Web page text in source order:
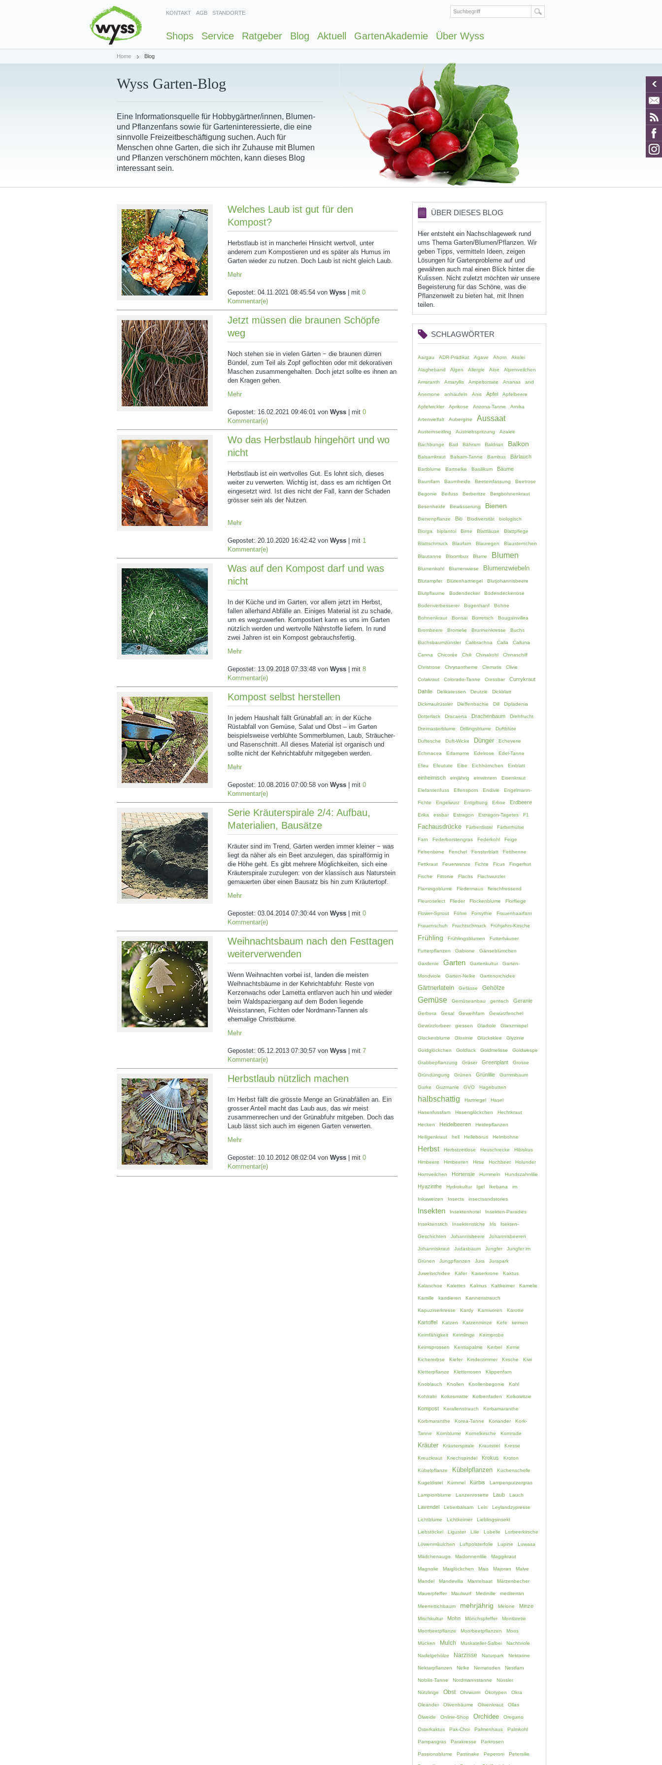
KONTAKT AGB STANDORTE
Shops Service Ratgeber Blog Aktuell GartenAkademie Über Wyss
Home Blog
Wyss Garten-Blog
Eine Informationsquelle für Hobbygärtner/innen, Blumen-
und Pflanzenfans sowie für Garteninteressierte, die eine
sinnvolle Freizeitbeschäftigung suchen. Auch für
Menschen ohne Garten, die sich ihr Zuhause mit Blumen
und Pflanzen verschönern möchten, kann dieses Blog
interessant sein.
Welches Laub ist gut für den
Kompost?
Herbstlaub ist in mancherlei Hinsicht wertvoll, unter
anderem zum Kompostieren und es später als Humus im
Garten wieder zu nutzen. Doch Laub ist nicht gleich Laub.
Mehr
Gepostet: 04.11.2021 08:45:54 von Wyss | mit 0
Kommentar(e)
Jetzt müssen die braunen Schöpfe
weg
Noch stehen sie in vielen Gärten − die braunen dürren
Bündel, zum Teil als Zopf geflochten oder mit dekorativen
Maschen zusammengehalten. Doch jetzt sollte es ihnen an
den Kragen gehen.
Mehr
Gepostet: 16.02.2021 09:46:01 von Wyss | mit 0
Kommentar(e)
Wo das Herbstlaub hingehört und wo
nicht
Herbstlaub ist ein wertvolles Gut. Es lohnt sich, dieses
weiter zu verwerten. Wichtig ist, dass es am richtigen Ort
eingesetzt wird. Ist dies nicht der Fall, kann der Schaden
grösser sein als der Nutzen.
Mehr
Gepostet: 20.10.2020 16:42:42 von Wyss | mit 1
Kommentar(e)
Was auf den Kompost darf und was
nicht
In der Küche und im Garten, vor allem jetzt im Herbst,
fallen allerhand Abfälle an. Einiges Material ist zu schade,
um es wegzuwerfen. Kompostiert kann es uns im Garten
nützlich werden und wertvolle Nährstoffe liefern. In rund
zwei Jahren ist ein Kompost gebrauchsfertig.
Mehr
Gepostet: 13.09.2018 07:33:48 von Wyss | mit 8
Kommentar(e)
Kompost selbst herstellen
In jedem Haushalt fällt Grünabfall an: in der Küche
Rüstabfall von Gemüse, Salat und Obst ‒ im Garten
beispielsweise verblühte Sommerblumen, Laub, Sträucher-
und Rasenschnitt. All dieses Material ist organisch und
sollte nicht der Kehrichtabfuhr mitgegeben werden.
Mehr
Gepostet: 10.08.2016 07:00:58 von Wyss | mit 0
Kommentar(e)
Serie Kräuterspirale 2/4: Aufbau,
Materialien, Bausätze
Kräuter sind im Trend, Gärten werden immer kleiner − was
liegt da näher als ein Beet anzulegen, das spiralförmig in
die Höhe geht. Es gibt mehrere Möglichkeiten, sich eine
Kräuterspirale zuzulegen: von der klassisch aus Naturstein
gemauerten über einen Bausatz bis hin zum Kräutertopf.
Mehr
Gepostet: 03.04.2014 07:30:44 von Wyss | mit 0
Kommentar(e)
Weihnachtsbaum nach den Festtagen
weiterverwenden
Wenn Weihnachten vorbei ist, landen die meisten
Weihnachtsbäume in der Kehrichtabfuhr. Reste von
Kerzenwachs oder Lametta entlarven auch hin und wieder
beim Waldspaziergang auf dem Boden liegende
Weisstannen, Fichten oder Nordmann-Tannen als
ehemalige Christbäume.
Mehr
Gepostet: 05.12.2013 07:30:57 von Wyss | mit 7
Kommentar(e)
Herbstlaub nützlich machen
Im Herbst fällt die grösste Menge an Grünabfällen an. Ein
grosser Anteil macht das Laub aus, das wir meist
zusammenrechen und der Grünabfuhr mitgeben. Doch das
Laub lässt sich auch im eigenen Garten verwerten.
Mehr
Gepostet: 10.10.2012 08:02:04 von Wyss | mit 0
Kommentar(e)
ÜBER DIESES BLOG
Hier entsteht ein Nachschlagewerk rund
ums Thema Garten/Blumen/Pflanzen. Wir
geben Tipps, vermitteln Ideen, zeigen
Lösungen für Gartenprobleme auf und
gewähren auch mal einen Blick hinter die
Kulissen. Nicht zuletzt möchten wir unsere
Begeisterung für das Schöne, was die
Pflanzenwelt zu bieten hat, mit Ihnen
teilen.
SCHLAGWÖRTER
Aargau ADR-Prädikat Agave Ahorn Akelei
Alagheband Algen Allergie Aloe Alpenveilchen
Amaranth Amaryllis Ampeltomate Ananas and
Anemone anhäufeln Anis Apfel Apfelbeere
Apfelwickler Aprikose Arizona-Tanne Arnika
Artenvielfalt Aubergine Aussaat
Austernseitling Austriebspritzung Azalee
Bachbunge Bad Bähram Baldrian Balkon
Balsamkraut Balsam-Tanne Bambus Bärlauch
Bartblume Bartnelke Basilikum Bäume
Baumfarn Baumheide Beeteinfassung Beetrose
Begonie Beifuss Berberitze Bergbohnenkraut
Besenheide Bewässerung Bienen
Bienenpflanze Bio Biodiversität biologisch
Biorga biplantol Birne Blattläuse Blattpflege
Blattschmuck Blaufarn Blauregen Blausternchen
Blautanne Bloombux Blume Blumen
Blumenkohl Blumenwiese Blumenzwiebeln
Blutampfer Blütenhartriegel Blutjohannisbeere
Blutpflaume Bodendecker Bodendeckerrose
Bodenverbesserer Bogenhanf Bohne
Bohnenkraut Bonsai Borretsch Bougainvillea
Brombeere Bromelie Brunnenkresse Buchs
Buchsbaumzünsler Calibrachoa Calla Calluna
Canna Chicorée Chili Chinakohl Chinaschilf
Christrose Chrysantheme Clematis Clivie
Colakraut Colorado-Tanne Cressbar Currykraut
Dahlie Delikatessen Deutzie Dickblatt
Dickmaulrüssler Dieffenbachie Dill Dipladenia
Dotterlack Dracaena Drachenbaum Drehfrucht
Dreimasterblume Drillingsblume Duftblüte
Duftesche Duft-Wicke Dünger Echeverie
Echinacea Edamame Edelrose Edel-Tanne
Efeu Efeutute Eibe Eichhörnchen Einblatt
einheimisch einjährig einwintern Eisenkraut
Elefantenfuss Elfensporn Endivie Engelmann-
Fichte Engelwurz Entgiftung Erbse Erdbeere
Erika essbar Estragon Estragon-Tagetes F1
Fachausdrücke Färberdistel Färberhülse
Farn Federborstengras Federkohl Feige
Felsenbirne Fenchel Fensterblatt Fetthenne
Fettkraut Feuerwanze Fichte Ficus Fingerhut
Fische Fittonie Flachs Flachwurzler
Flamingoblume Fledermaus fleischfressend
Fleuroselect Flieder Flockenblume Florfliege
Flower-Sprout Föhre Forsythie Frauenhaarfarn
Frauenschuh Fruchtschmuck Frühjahrs-Kirsche
Frühling Frühlingsblumen Futterhäuser
Futterpflanzen Gabione Gänseblümchen
Gardenie Garten Gartenkultur Garten-
Mondviole Garten-Nelke Gartenorchidee
Gärtnerlatein Gefässe Gehölze
Gemüse Gemüseanbau gentech Geranie
Gerbera Gesal Geweihfarn Gewürzfenchel
Gewürzlorbeer giessen Gladiole Glanzmispel
Glockenblume Gloxinie Glücksklee Glyzinie
Goldglöckchen Goldlack Goldmelisse Goldwespe
Grabbepflanzung Gräser Greenplant Grosse
Gründüngung Grünen Grünlilie Gummibaum
Gurke Guzmanie GVO Hagebutten
halbschattig Hartriegel Hasel
Hasenfussfarn Hasenglöckchen Hechtkraut
Hecken Heidelbeeren Heidepflanzen
Heiligenkraut hell Helleborus Helmbohne
Herbst Herbstzeitlose Heuschrecke Hibiskus
Himbeere Himbeeren Hirse Hochbeet Holunder
Hornveilchen Hortensie Hummeln Hundszahnlilie
Hyazinthe Hydrokultur Igel Ikebana im
Inkaweizen Insects insectsandstories
Insekten Insektenhotel Insekten-Paradies
Insektenstich Insektenstiche Iris Isekten-
Geschichten Johannisbeere Johannisbeeren
Johanniskraut Judasbaum Jungfer Jungfer im
Grünen Jungpflanzen Jura Jurapark
Juwelorchidee Käfer Kaiserkrone Kaktus
Kalanchoe Kalettes Kalmus Kaltkeimer Kamelie
Kamille kandieren Kannenstrauch
Kapuzinerkresse Kardy Karnivoren Karotte
Kartoffel Katzen Katzenminze Kefe keimen
Keimfähigkeit Keimlinge Keimprobe
Keimsprossen Kentiapalme Kerbel Kerrie
Kichererbse Kiefer Kinderzimmer Kirsche Kiwi
Kletterpflanze Kletterrosen Klippenfarn
Knoblauch Knollen Knollenbegonie Kohl
Kohlrabi Kokosmatte Kolbenfaden Kolkowitzie
Kompost Korallenstrauch Korbamaranthe
Korbmaranthe Korea-Tanne Koriander Kork-
Tanne Kornblume Kornelkirsche Kornrade
Kräuter Kräuterspirale Krautstiel Kresse
Kreuzkraut Kriechspindel Krokus Kroton
Kübelpflanze Kübelpflanzen Küchenschelle
Kugeldistel Kümmel Kürbis Lampenputzergras
Lampionblume Lanzenrosette Laub Lauch
Lavendel Leberbalsam Lein Leylandzypresse
Lichtblume Lichtkeimer Lieblingsinsekt
Liebstöckel Liguster Lilie Lobelie Lorbeerkirsche
Löwenmäulchen Luftpolsterfolie Lupine Luwasa
Mädchenauge Madonnenlilie Maggikraut
Magnolie Maiglöckchen Mais Majoran Malve
Mandel Mandevilla Mantelsaat Märzenbecher
Mauerpfeffer Maulwurf Medinille mediterran
Meerrettichbaum mehrjährig Melone Minze
Mischkultur Mohn Mönchspfeffer Montbretie
Moorbeetpflanze Moorbeetpflanzen Moos
Mücken Mulch Muskateller-Salbei Nachtviole
Nadelgehölze Narzisse Naturpark Nektarine
Nektarpflanzen Nelke Nematoden Nestfarn
Nobilis-Tanne Nordmannstanne Nüssler
Nützlinge Obst Ohrwurm Ökotypen Okra
Oleander Olivenbäume Olivenkraut Ollas
Ölweide Online-Shop Orchidee Oregano
Osterkaktus Pak-Choi Palmenhaus Palmkohl
Pampasgras Parakresse Parkrosen
Passionsblume Pastinake Peperoni Petersilie